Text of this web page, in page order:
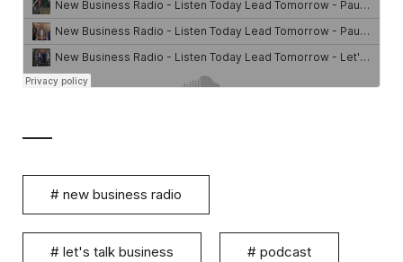
# new business radio
# let's talk business # podcast